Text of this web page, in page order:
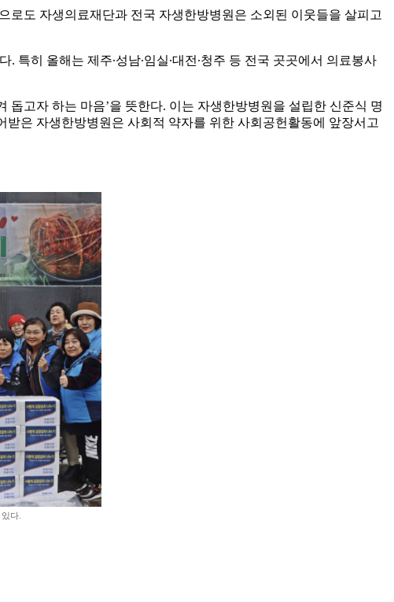
로도 자생의료재단과 전국 자생한방병원은 소외된 이웃들을 살피고
히 올해는 제주∙성남∙임실∙대전∙청주 등 전국 곳곳에서 의료봉사
돕고자 하는 마음’을 뜻한다. 이는 자생한방병원을 설립한 신준식 명
은 자생한방병원은 사회적 약자를 위한 사회공헌활동에 앞장서고
다.